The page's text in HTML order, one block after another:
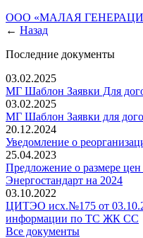
ООО «МАЛАЯ
← Назад
Последние документы
03.02.2025
МГ Шаблон Заявки Для
03.02.2025
МГ Шаблон Заявки для
20.12.2024
Уведомление о
25.04.2023
Предложение о размере
Энергостандарт на 2024
03.10.2022
ЦИТЭО исх.№175 от
информации по ТС ЖК СС
Все документы